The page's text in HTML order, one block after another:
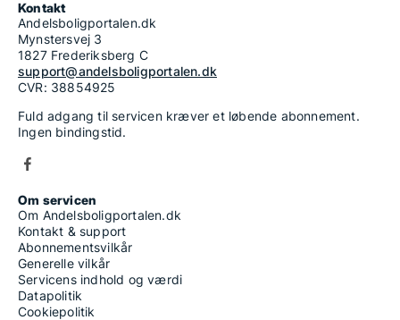
Kontakt
Andelsboligportalen.dk
Mynstersvej 3
1827 Frederiksberg C
support@andelsboligportalen.dk
CVR: 38854925
Fuld adgang til servicen kræver et løbende abonnement.
Ingen bindingstid.
Om servicen
Om Andelsboligportalen.dk
Kontakt & support
Abonnementsvilkår
Generelle vilkår
Servicens indhold og værdi
Datapolitik
Cookiepolitik